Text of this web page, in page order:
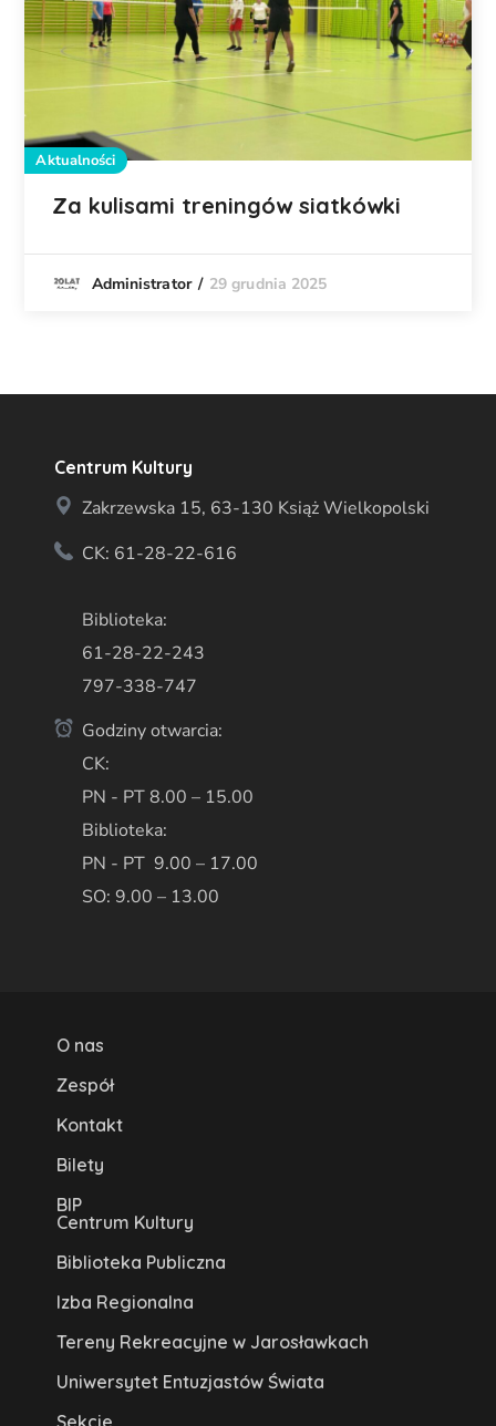
Aktualności
Za kulisami treningów siatkówki
Administrator 29 grudnia 2025
Centrum Kultury
Zakrzewska 15, 63-130 Książ Wielkopolski
CK: 61-28-22-616
Biblioteka:
61-28-22-243
797-338-747
Godziny otwarcia:
CK:
PN - PT 8.00 – 15.00
Biblioteka:
PN - PT 9.00 – 17.00
SO: 9.00 – 13.00
O nas
Zespół
Kontakt
Bilety
BIP
Centrum Kultury
Biblioteka Publiczna
Izba Regionalna
Tereny Rekreacyjne w Jarosławkach
Uniwersytet Entuzjastów Świata
Sekcje